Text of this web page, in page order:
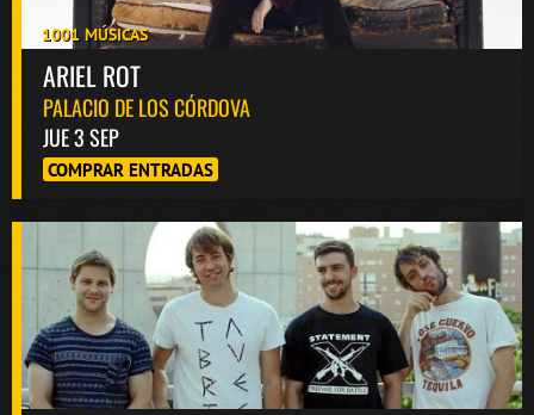
1001 MÚSICAS
ARIEL ROT
PALACIO DE LOS CÓRDOVA
JUE 3 SEP
COMPRAR ENTRADAS